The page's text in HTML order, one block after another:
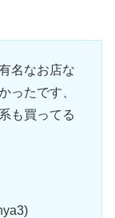
名なお店な
ったです、
も買ってる